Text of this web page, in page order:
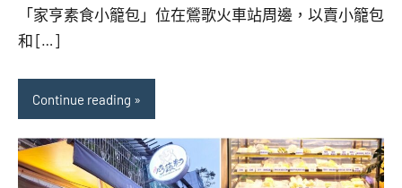
芋「家亨素食小籠包」位在鶯歌火車站周邊，以賣小籠包
和 […]
Continue reading